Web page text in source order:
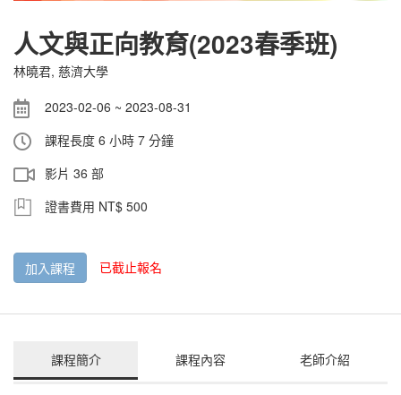
人文與正向教育(2023春季班)
林曉君, 慈濟大學
2023-02-06 ~ 2023-08-31
課程長度 6 小時 7 分鐘
影片 36 部
證書費用 NT$ 500
加入課程 已截止報名
課程簡介 課程內容 老師介紹